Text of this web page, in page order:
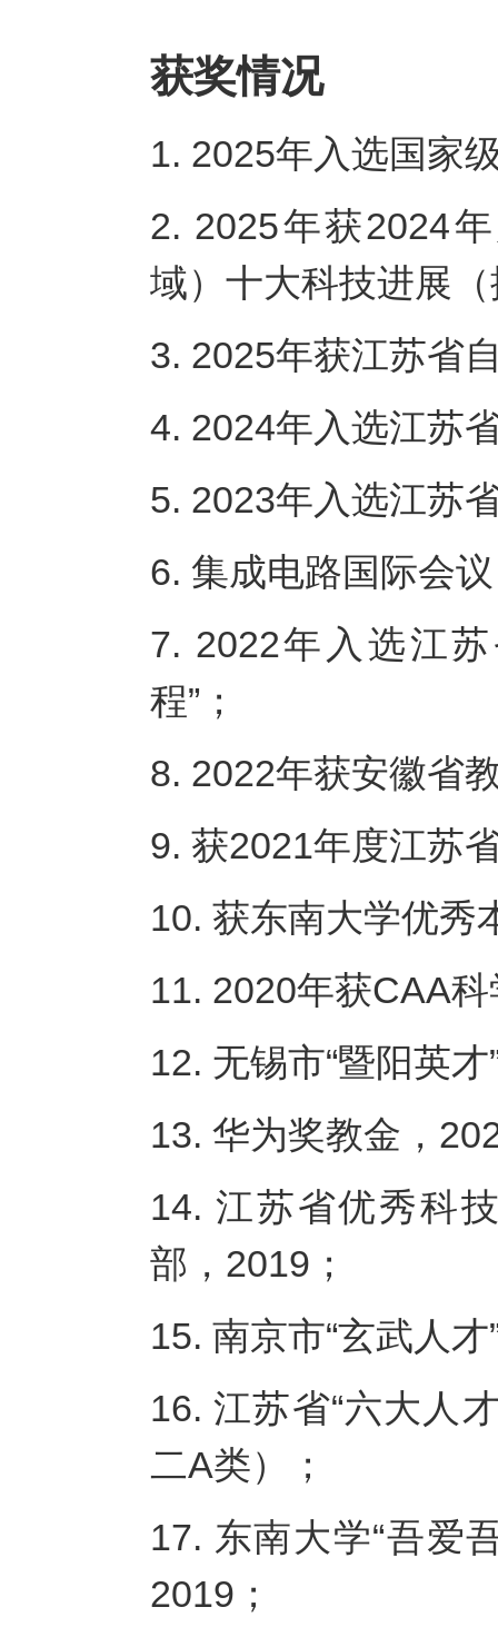
获奖情况
1. 2025年入选国家
2. 2025年获2024
域）十大科技进展
3. 2025年获江苏省
4. 2024年入选江苏
5. 2023年入选江苏
6. 集成电路国际会
7. 2022年入选江
程”；
8. 2022年获安徽省
9. 获2021年度江苏
10. 获东南大学优秀
11. 2020年获CAA
12. 无锡市“暨阳英
13. 华为奖教金，
14. 江苏省优秀科
部，2019；
15. 南京市“玄武人
16. 江苏省“六大人
二A类）；
17. 东南大学“吾爱
2019；